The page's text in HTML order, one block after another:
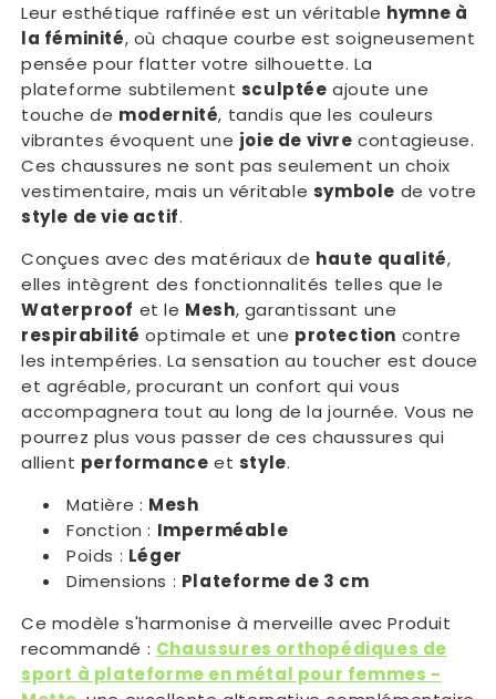
Leur esthétique raffinée est un véritable hymne à
la féminité, où chaque courbe est soigneusement
pensée pour flatter votre silhouette. La
plateforme subtilement sculptée ajoute une
touche de modernité, tandis que les couleurs
vibrantes évoquent une joie de vivre contagieuse.
Ces chaussures ne sont pas seulement un choix
vestimentaire, mais un véritable symbole de votre
style de vie actif.
Conçues avec des matériaux de haute qualité,
elles intègrent des fonctionnalités telles que le
Waterproof et le Mesh, garantissant une
respirabilité optimale et une protection contre
les intempéries. La sensation au toucher est douce
et agréable, procurant un confort qui vous
accompagnera tout au long de la journée. Vous ne
pourrez plus vous passer de ces chaussures qui
allient performance et style.
Matière : Mesh
Fonction : Imperméable
Poids : Léger
Dimensions : Plateforme de 3 cm
Ce modèle s'harmonise à merveille avec Produit
recommandé : Chaussures orthopédiques de
sport à plateforme en métal pour femmes -